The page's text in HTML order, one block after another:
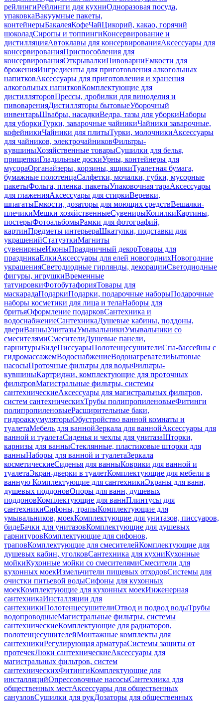
рейлингиРейлинги для кухниОдноразовая посуда,
упаковкаВакуумные пакеты,
контейнерыБакалеяКофеЧайЦикорий, какао, горячий
шоколадСиропы и топпингиКонсервирование и
дистилляцияАвтоклавы для консервированияАксессуары для
консервированияПриспособления для
консервированияОткрывалкиПивоварниЕмкости для
броженияИнгредиенты для приготовления алкогольных
напитковАксессуары для приготовления и хранения
алкогольных напитковКомплектующие для
дистилляторовПрессы, дробилки для виноделия и
пивоваренияДистилляторы бытовыеУборочный
инвентарьШвабры, насадкиВедра, тазы для уборкиНаборы
для уборкиТурки, заварочные чайникиЧайники заварочные,
кофейникиЧайники для плитыТурки, молочникиАксессуары
для чайников, электрочайниковФильтры-
кувшиныХозяйственные товарыСушилки для белья,
прищепкиГладильные доскиУрны, контейнеры для
мусораОрганайзеры, корзины, ящикиТуалетная бумага,
бумажные полотенцаСалфетки, мочалки, губки, мусорные
пакетыФольга, пленка, пакетыУпаковочная тараАксессуары
для глаженияАксессуары для стиркиВеревки,
шпагатыЕмкости, дозаторы для моющих средствВешалки-
плечикиМешки хозяйственныеСувенирыКопилкиКартины,
постерыФотоальбомыРамки для фотографий,
картинПредметы интерьераШкатулки, подставки для
украшенийСтатуэткиМагниты
сувенирныеИконыПраздничный декорТовары для
праздникаЕлкиАксессуары для елей новогоднихНовогодние
украшенияСветодиодные гирлянды, декорацииСветодиодные
фигуры, игрушкиВременные
татуировкиФотобутафорияТовары для
маскарадаПодаркиПодарки, подарочные наборыПодарочные
наборы косметики для лица и телаНаборы для
бритьяОформление подарковСантехника и
водоснабжениеСантехникаДушевые кабины, поддоны,
двериВанныУнитазыУмывальникиУмывальники со
смесителямиСмесителиДушевые панели,
гарнитурыБидеПиссуарыПолотенцесушителиСпа-бассейны с
гидромассажемВодоснабжениеВодонагревателиБытовые
насосыПроточные фильтры для водыФильтры-
кувшиныКартриджи, комплектующие для проточных
фильтровМагистральные фильтры, системы
сантехническиеАксессуары для магистральных фильтров,
систем сантехническихТрубы полипропиленовыеФитинги
полипропиленовыеРасширительные баки,
гидроаккумуляторыОбустройство ванной комнаты и
туалетаМебель для ваннойЗеркала для ваннойАксессуары для
ванной и туалетаСиденья и чехлы для унитазаШторки,
карнизы для ванныСтеклянные, пластиковые шторки для
ванныНаборы для ванной и туалетаЗеркала
косметическиеСиденья для ванныКоврики для ванной и
туалетаЭкран-дверки в туалетКомплектующие для мебели в
ванную Комплектующие для сантехникиЭкраны для ванн,
душевых поддоновОпоры для ванн, душевых
поддоновКомплектующие для ваннПлинтусы для
сантехникиСифоны, трапыКомплектующие для
умывальников, моекКомплектующие для унитазов, писсуаров,
бидеБачки для унитазовКомплектующие для душевых
гарнитуровКомплектующие для сифонов,
траповКомплектующие для смесителейКомплектующие для
душевых кабин, уголковСантехника для кухниКухонные
мойкиКухонные мойки со смесителямиСмесители для
кухонных моекИзмельчители пищевых отходовСистемы для
очистки питьевой водыСифоны для кухонных
моекКомплектующие для кухонных моекИнженерная
сантехникаИнсталляции для
сантехникиПолотенцесушителиОтвод и подвод водыТрубы
водопроводныеМагистральные фильтры, системы
сантехническиеКомплектующие для радиаторов,
полотенцесушителейМонтажные комплекты для
сантехникиРегулирующая арматураСистемы защиты от
протечекЛюки сантехническиеАксессуары для
магистральных фильтров, систем
сантехническихФитингиКомплектующие для
инсталляцийОпрессовочные насосыСантехника для
общественных местАксессуары для общественных
санузловСушилки для рукДозаторы для общественных